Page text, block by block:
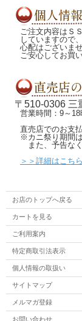
ご注文内容はＳ
していますので
心配はございませ
ご安心してお買
〒510-0306 三
営業時間：9～
直売店でのお支
※カニ祭り期間は
また、予告なく
＞＞詳細はこちら
お店のトップへ戻る
カートを見る
ご利用案内
特定商取引法表示
個人情報の取扱い
サイトマップ
メルマガ登録
お問い合わせ